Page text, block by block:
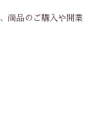
商品のご購入や開業